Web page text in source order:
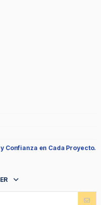
Confianza en Cada Proyecto.